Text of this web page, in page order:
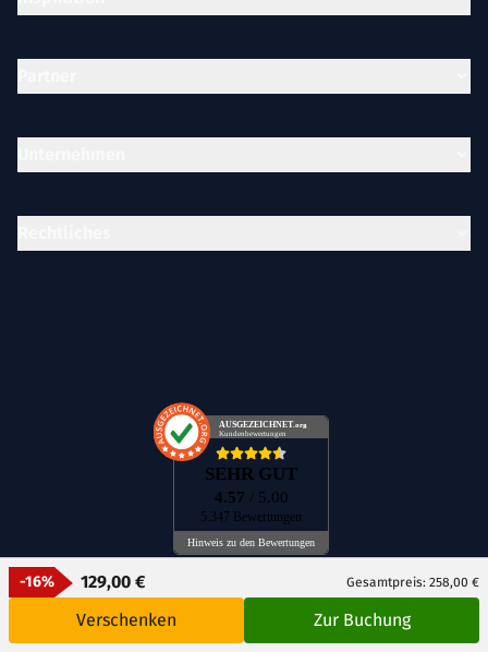
-16% 129,00 € Gesamtpreis: 258,00 €
Verschenken Zur Buchung
AUSGEZEICHNET.org
Kundenbewertungen
SEHR GUT
4.57 / 5.00
5.347 Bewertungen
Hinweis zu den Bewertungen